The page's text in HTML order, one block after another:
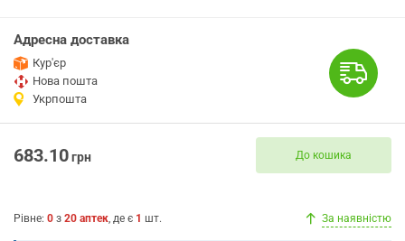
Адресна доставка
Кур'єр
Нова пошта
Укрпошта
683.10грн До кошика
Рівне: 0 з 20 аптек, де є 1 шт. За наявністю